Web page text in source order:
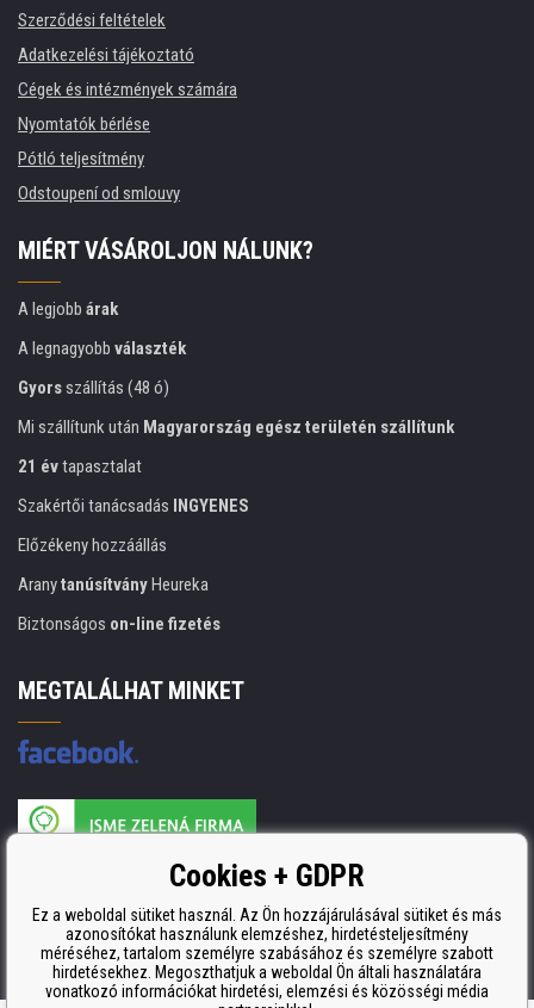
Szerződési feltételek
Adatkezelési tájékoztató
Cégek és intézmények számára
Nyomtatók bérlése
Pótló teljesítmény
Odstoupení od smlouvy
MIÉRT VÁSÁROLJON NÁLUNK?
A legjobb árak
A legnagyobb választék
Gyorsszállítás (48 ó)
Mi szállítunk után Magyarország egész területén szállítunk
21 évtapasztalat
Szakértői tanácsadás
INGYENES
Előzékeny hozzáállás
Aranytanúsítvány Heureka
Biztonságos on-line fizetés
MEGTALÁLHAT MINKET
A nyomtatási kellékek gyártója ISO 9001 tanúsítvánnyal rendelkezik
ISO 9001, ISO 14001 és STMC.Cookies + GDPR
Ez a weboldal sütiket használ. Az Ön hozzájárulásával sütiket és más
azonosítókat használunk elemzéshez, hirdetésteljesítmény
méréséhez, tartalom személyre szabásához és személyre szabott
hirdetésekhez. Megoszthatjuk a weboldal Ön általi használatára
vonatkozó információkat hirdetési, elemzési és közösségi média